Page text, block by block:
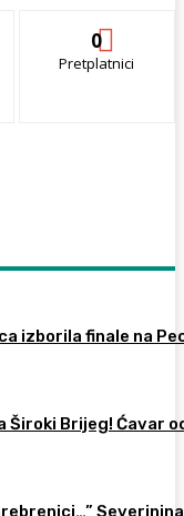
0
Pretplatnici
izborila finale na
Široki Brijeg! Ćavar
Severinina